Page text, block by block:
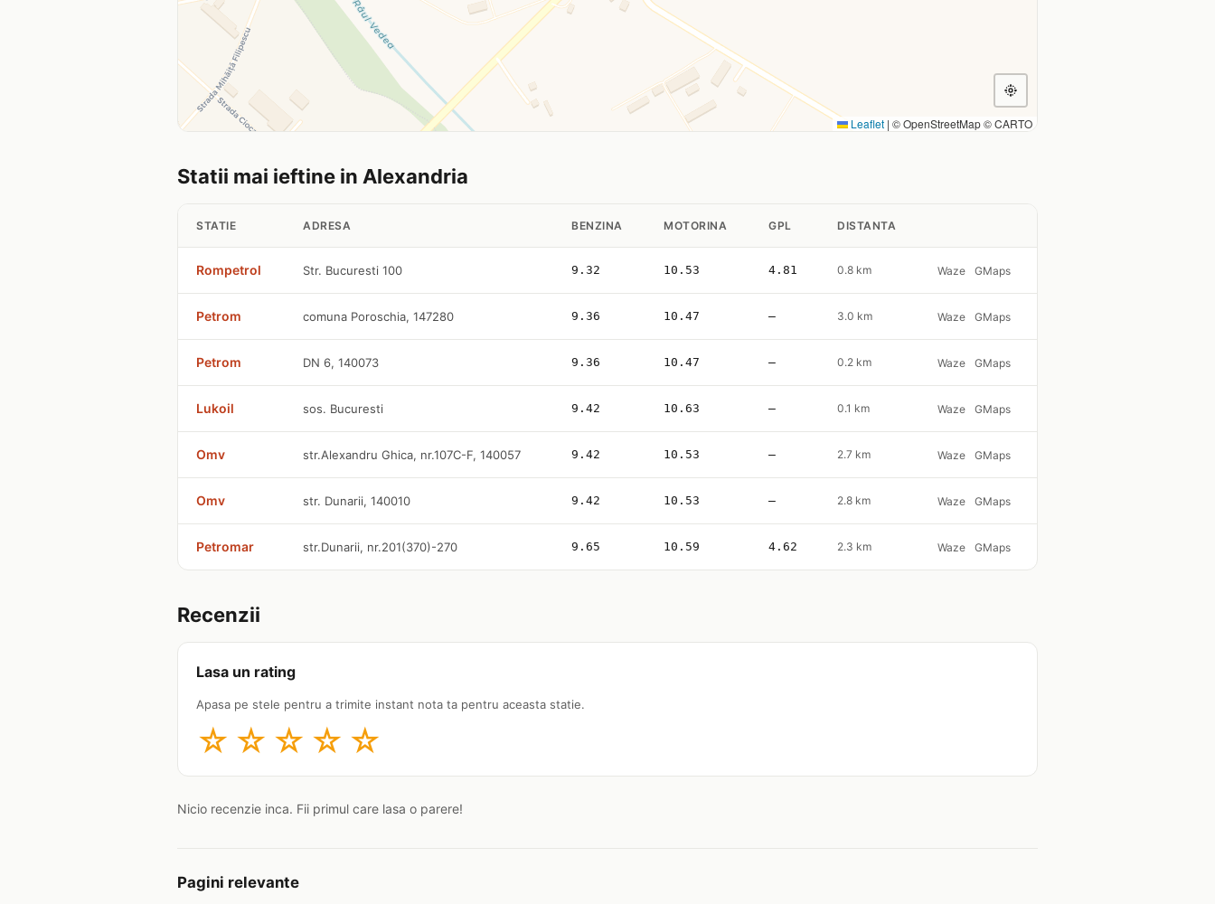
Leaflet | © OpenStreetMap © CARTO
Statii mai ieftine in Alexandria
STATIE ADRESA BENZINA MOTORINA GPL DISTANTA
Rompetrol Str. Bucuresti 100 9.32 10.53 4.81 0.8 km Waze GMaps
Petrom comuna Poroschia, 147280 9.36 10.47 — 3.0 km Waze GMaps
Petrom DN 6, 140073 9.36 10.47 — 0.2 km Waze GMaps
Lukoil sos. Bucuresti 9.42 10.63 — 0.1 km Waze GMaps
Omv str.Alexandru Ghica, nr.107C-F, 140057 9.42 10.53 — 2.7 km Waze GMaps
Omv str. Dunarii, 140010 9.42 10.53 — 2.8 km Waze GMaps
Petromar str.Dunarii, nr.201(370)-270 9.65 10.59 4.62 2.3 km Waze GMaps
Recenzii
Lasa un rating
Apasa pe stele pentru a trimite instant nota ta pentru aceasta statie.
☆ ☆ ☆ ☆ ☆
Nicio recenzie inca. Fii primul care lasa o parere!
Pagini relevante